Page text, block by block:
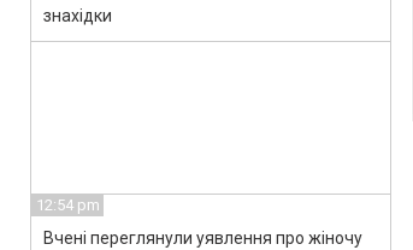
знахідки
12:54 pm
Вчені переглянули уявлення про жіночу